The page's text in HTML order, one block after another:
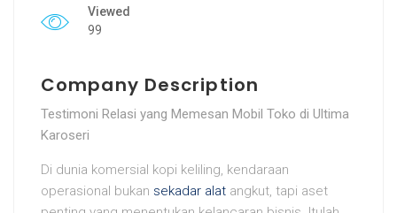
Viewed
99
Company Description
Testimoni Relasi yang Memesan Mobil Toko di Ultima
Karoseri
Di dunia komersial kopi keliling, kendaraan
operasional bukan sekadar alat angkut, tapi aset